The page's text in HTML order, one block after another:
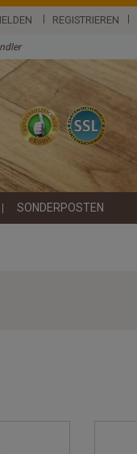
REGISTRIEREN
SONDERPOSTEN